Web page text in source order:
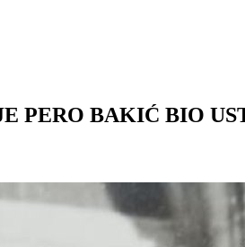
PERO BAKIĆ BIO